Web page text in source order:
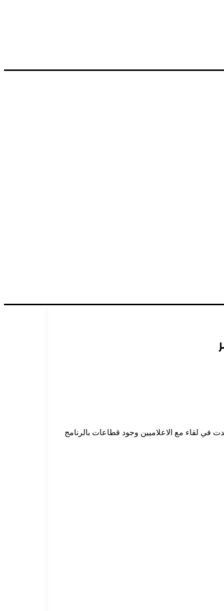
في لقاء مع الاعلاميين وجود قطاعات بالرنامج